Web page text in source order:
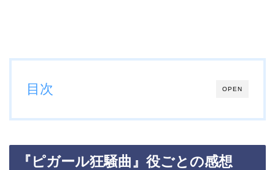
OPEN
目次
『ピガール狂騒曲』役ごとの感想